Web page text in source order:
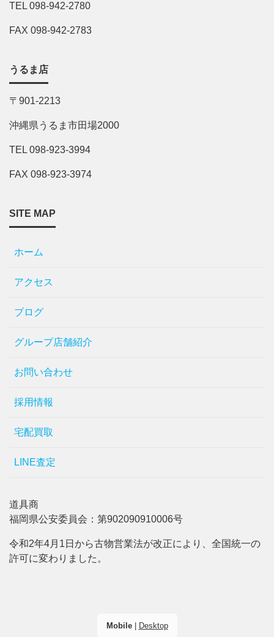
TEL 098-942-2780
FAX 098-942-2783
うるま店
〒901-2213
沖縄県うるま市田場2000
TEL 098-923-3994
FAX 098-923-3974
SITE MAP
ホーム
アクセス
ブログ
グループ店舗紹介
お問い合わせ
採用情報
宅配買取
LINE査定
道具商
福岡県公安委員会：第902090910006号
令和2年4月1日から古物営業法が改正により、全国統一の
許可に変わりました。
Mobile| Desktop